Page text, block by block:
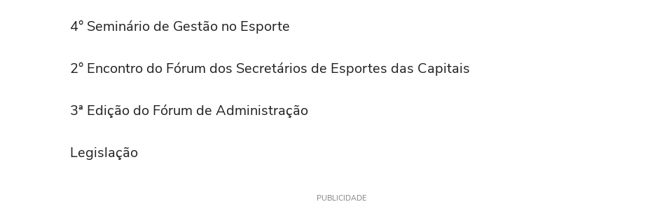
4° Seminário de Gestão no Esporte
2° Encontro do Fórum dos Secretários de Esportes das Capitais
3ª Edição do Fórum de Administração
Legislação
PUBLICIDADE